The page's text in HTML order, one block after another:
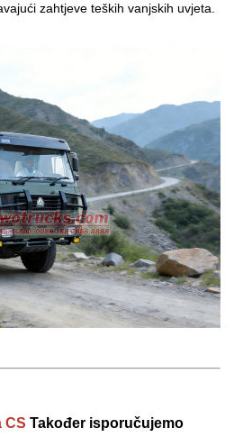
zahtjeve teških vanjskih uvjeta.
CS Također isporučujemo